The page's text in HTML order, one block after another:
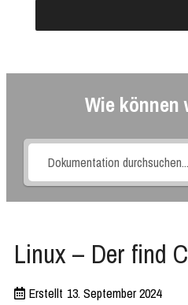
Wie können
Linux – Der find
Erstellt 13. September 2024